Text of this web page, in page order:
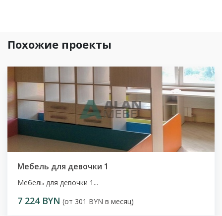
Похожие проекты
Мебель для девочки 1
Мебель для девочки 1...
7 224 BYN (от 301 BYN в месяц)